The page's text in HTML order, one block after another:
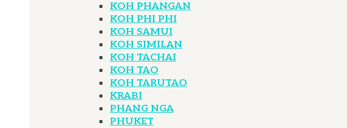
KOH PHANGAN
KOH PHI PHI
KOH SAMUI
KOH SIMILAN
KOH TACHAI
KOH TAO
KOH TARUTAO
KRABI
PHANG NGA
PHUKET